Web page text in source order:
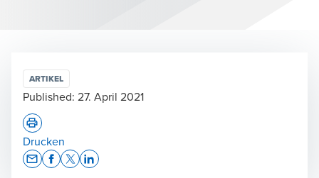
ARTIKEL
Published: 27. April 2021
Drucken